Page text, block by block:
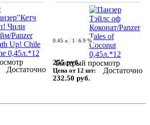
Достаточно
Быстрый просмотр
0.45 л. 1 6.9 %
255 руб.
Цена от 12 шт:
232.50 руб.
Достаточно